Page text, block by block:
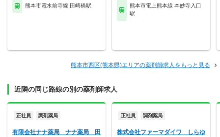
熊本市電水前寺線 田崎橋駅
熊本市電上熊本線 本妙寺入口
駅
熊本市西区(熊本県)エリアの薬剤師求人をもっと見る
近隣の同じ路線の別の薬剤師求人
正社員 調剤薬局
有限会社ナナ薬局 ナナ薬局 田
正社員 調剤薬局
株式会社ファーマダイワ しらゆ